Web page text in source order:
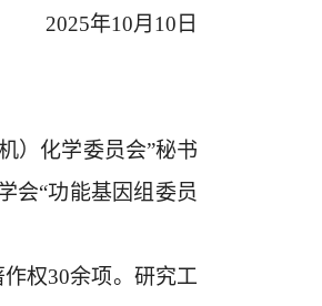
2025年10月10日
）化学委员会”秘书
会“功能基因组委员
权30余项。研究工